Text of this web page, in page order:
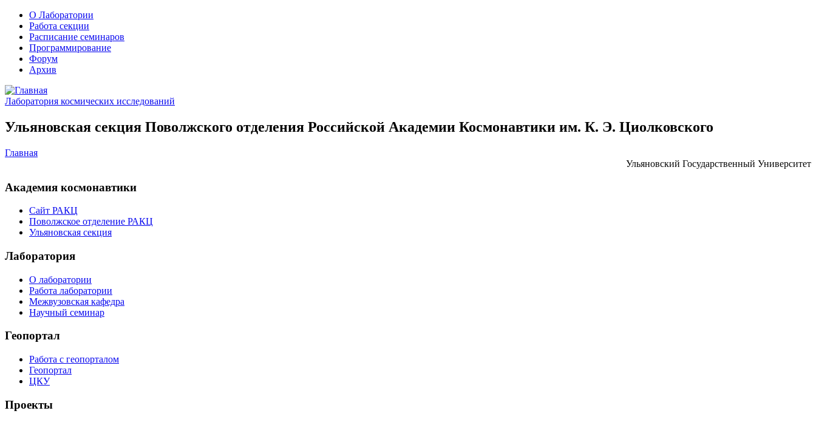
О Лаборатории
Работа секции
Расписание семинаров
Программирование
Форум
Архив
Лаборатория космических исследований
Ульяновская секция Поволжского отделения Российской Академии Космонавтики им. К. Э. Циолковского
Главная
Ульяновский Государственный Университет
Академия космонавтики
Сайт РАКЦ
Поволжское отделение РАКЦ
Ульяновская секция
Лаборатория
О лаборатории
Работа лаборатории
Межвузовская кафедра
Научный семинар
Геопортал
Работа с геопорталом
Геопортал
ЦКУ
Проекты